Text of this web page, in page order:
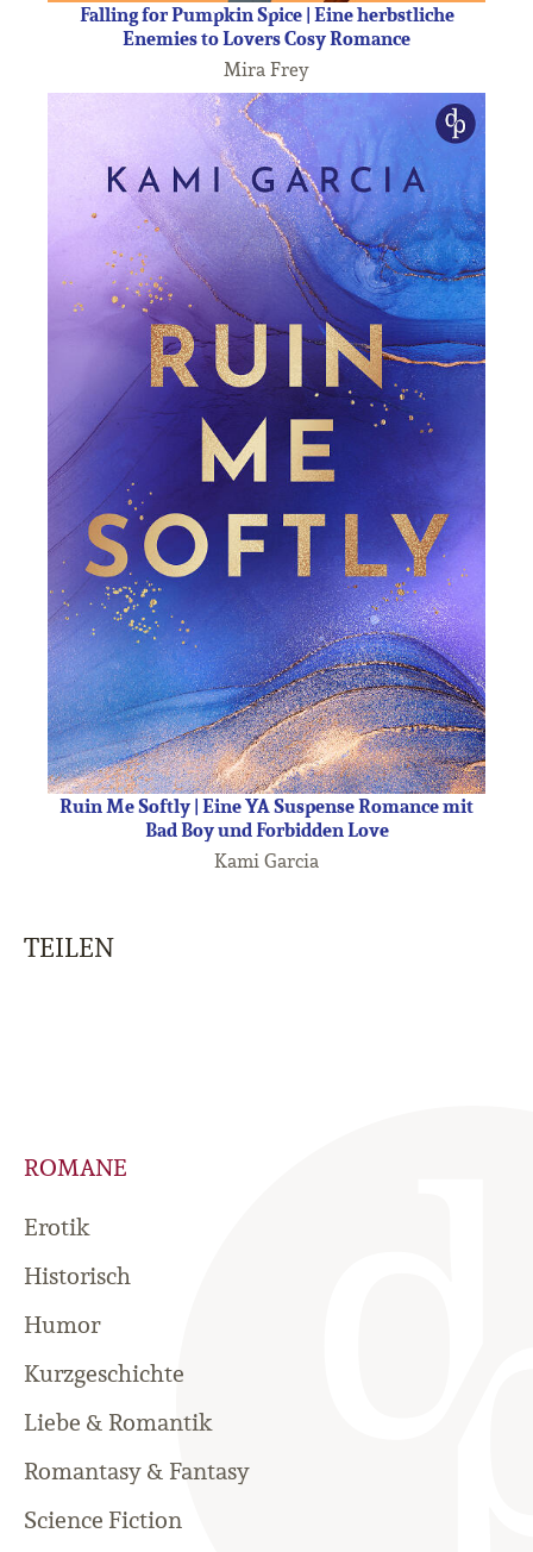
Falling for Pumpkin Spice | Eine herbstliche
Enemies to Lovers Cosy Romance
Mira Frey
Ruin Me Softly | Eine YA Suspense Romance mit
Bad Boy und Forbidden Love
Kami Garcia
TEILEN
ROMANE
Erotik
Historisch
Humor
Kurzgeschichte
Liebe & Romantik
Romantasy & Fantasy
Science Fiction